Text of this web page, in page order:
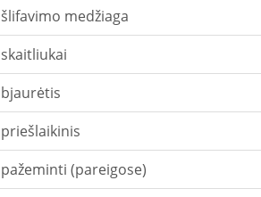
šlifavimo medžiaga
skaitliukai
bjaurėtis
priešlaikinis
pažeminti (pareigose)